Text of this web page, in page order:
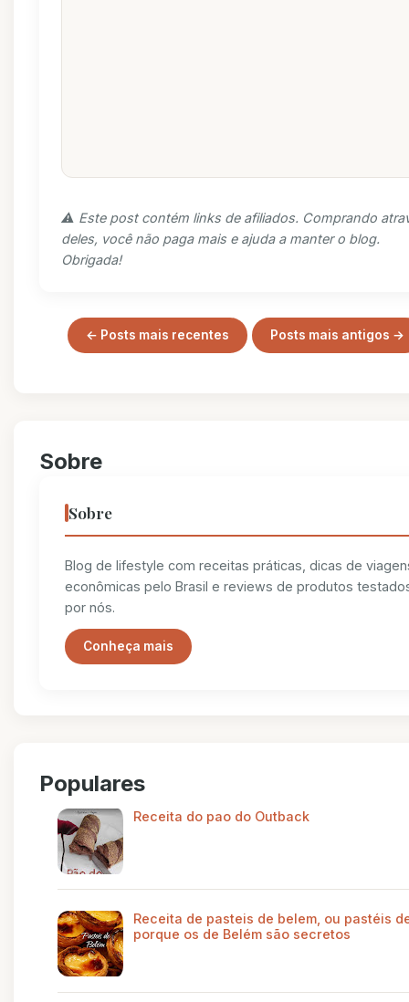
⚠️ Este post contém links de afiliados. Comprando
deles, você não paga mais e ajuda a manter o blog.
Obrigada!
← Posts mais recentes Posts mais antigos →
Sobre
Sobre
Blog de lifestyle com receitas práticas, dicas de
econômicas pelo Brasil e reviews de produtos
por nós.
Conheça mais
Populares
Receita do pao do Outback
Receita de pasteis de belem, ou pastéis
porque os de Belém são secretos